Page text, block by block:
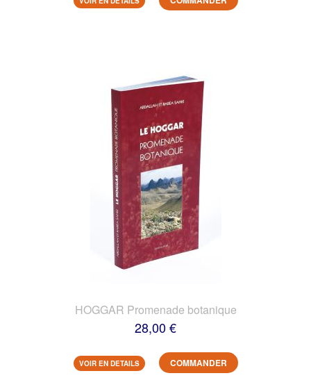
HOGGAR Promenade botanique
28,00 €
VOIR EN DETAILS COMMANDER